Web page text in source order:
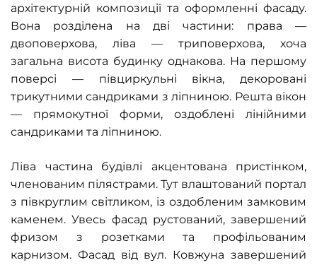
архітектурній композиції та оформленні фасаду.
Вона розділена на дві частини: права —
двоповерхова, ліва — триповерхова, хоча
загальна висота будинку однакова. На першому
поверсі — півциркульні вікна, декоровані
трикутними сандриками з ліпниною. Решта вікон
— прямокутної форми, оздоблені лінійними
сандриками та ліпниною.
Ліва частина будівлі акцентована пристінком,
членованим пілястрами. Тут влаштований портал
з півкруглим світликом, із оздобленим замковим
каменем. Увесь фасад рустований, завершений
фризом з розетками та профільованим
карнизом. Фасад від вул. Ковжуна завершений